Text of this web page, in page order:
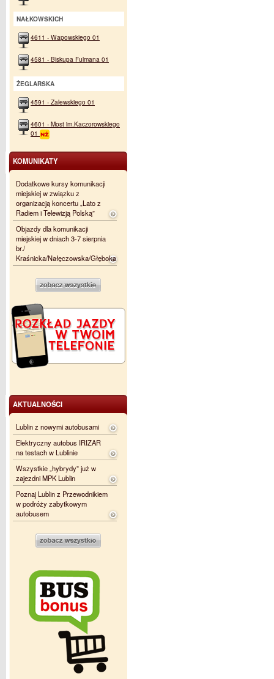
NAŁKOWSKICH
4611 - Wapowskiego 01
4581 - Biskupa Fulmana 01
ŻEGLARSKA
4591 - Zalewskiego 01
4601 - Most im.Kaczorowskiego
01
KOMUNIKATY
Dodatkowe kursy komunikacji
miejskiej w związku z
organizacją koncertu „Lato z
Radiem i Telewizją Polską”
Objazdy dla komunikacji
miejskiej w dniach 3-7 sierpnia
br./
Kraśnicka/Nałęczowska/Głęboka
AKTUALNOŚCI
Lublin z nowymi autobusami
Elektryczny autobus IRIZAR
na testach w Lublinie
Wszystkie „hybrydy” już w
zajezdni MPK Lublin
Poznaj Lublin z Przewodnikiem
w podróży zabytkowym
autobusem